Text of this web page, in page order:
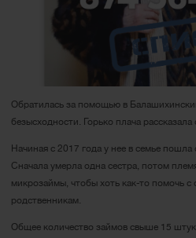
Обратилась за помощью в
безысходности. Горько плача
Начиная с 2017 года у нее в семье пошла
Сначала умерла одна сестра, потом
микрозаймы, чтобы хоть как-то помочь с
родственникам.
Общее количество займов свыше 15